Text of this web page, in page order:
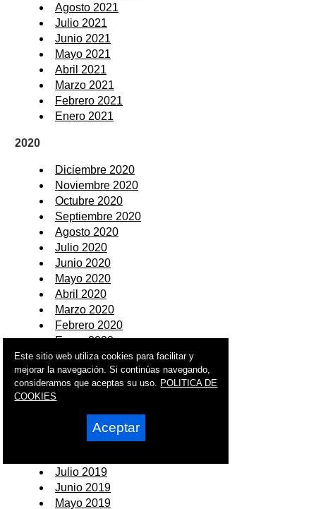
Agosto 2021
Julio 2021
Junio 2021
Mayo 2021
Abril 2021
Marzo 2021
Febrero 2021
Enero 2021
2020
Diciembre 2020
Noviembre 2020
Octubre 2020
Septiembre 2020
Agosto 2020
Julio 2020
Junio 2020
Mayo 2020
Abril 2020
Marzo 2020
Febrero 2020
Enero 2020
2019
Diciembre 2019
Octubre 2019
Septiembre 2019
Julio 2019
Junio 2019
Mayo 2019
Este sitio web utiliza cookies para facilitar y
mejorar la navegación. Si continúas navegando,
consideramos que aceptas su uso. POLITICA DE
COOKIES
Aceptar